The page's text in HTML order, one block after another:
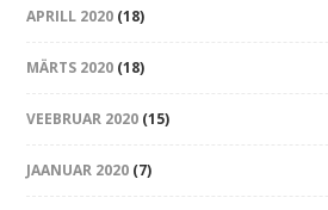
APRILL 2020 (18)
MÄRTS 2020 (18)
VEEBRUAR 2020 (15)
JAANUAR 2020 (7)